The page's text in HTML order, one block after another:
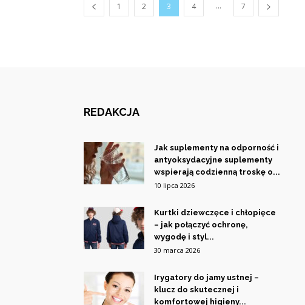
1 2 3 4 ... 7
REDAKCJA
Jak suplementy na odporność i
antyoksydacyjne suplementy
wspierają codzienną troskę o...
10 lipca 2026
Kurtki dziewczęce i chłopięce
– jak połączyć ochronę,
wygodę i styl...
30 marca 2026
Irygatory do jamy ustnej –
klucz do skutecznej i
komfortowej higieny...